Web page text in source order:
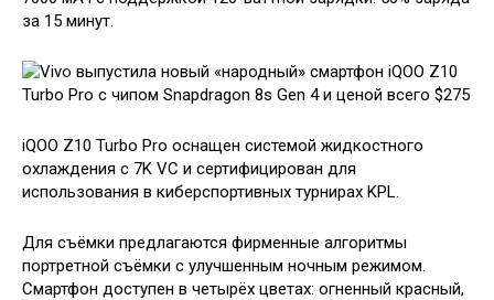
за 15 минут.
iQOO Z10 Turbo Pro оснащен системой жидкостного
охлаждения с 7K VC и сертифицирован для
использования в киберспортивных турнирах KPL.
Для съёмки предлагаются фирменные алгоритмы
портретной съёмки с улучшенным ночным режимом.
Смартфон доступен в четырёх цветах: огненный красный,